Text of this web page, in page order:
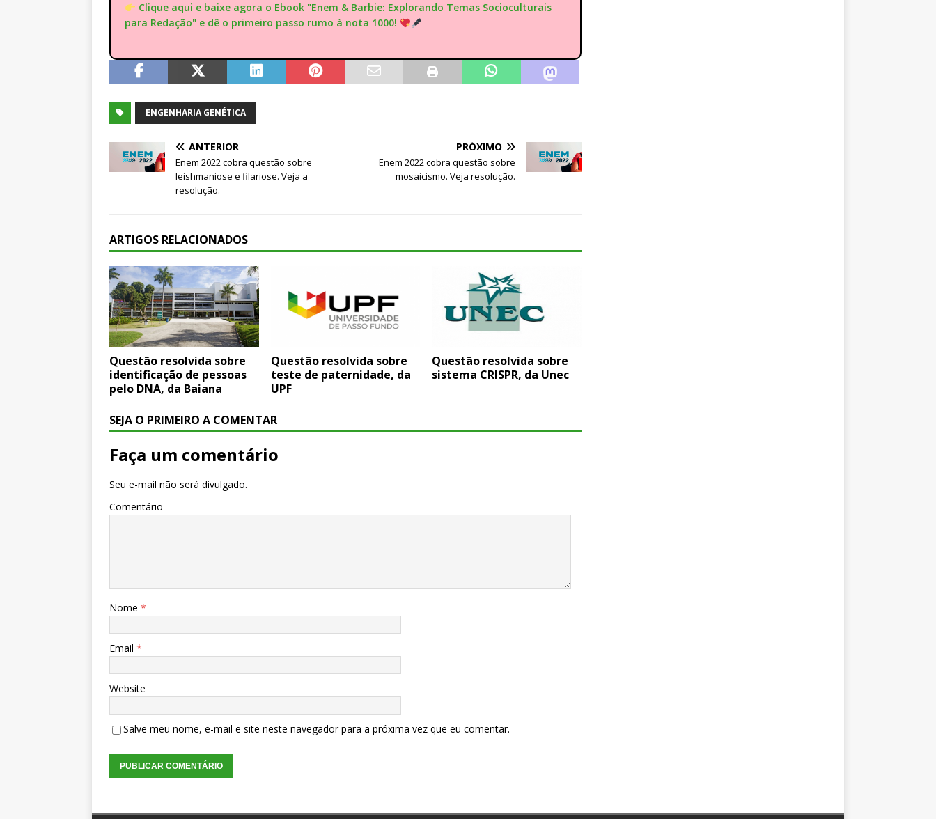
Clique aqui e baixe agora o Ebook "Enem & Barbie: Explorando Temas Socioculturais
para Redação" e dê o primeiro passo rumo à nota 1000!
ENGENHARIA GENÉTICA
ANTERIOR
Enem 2022 cobra questão sobre
leishmaniose e filariose. Veja a
resolução.
PRÓXIMO
Enem 2022 cobra questão sobre
mosaicismo. Veja resolução.
ARTIGOS RELACIONADOS
Questão resolvida sobre
identificação de pessoas
pelo DNA, da Baiana
Questão resolvida sobre
teste de paternidade, da
UPF
Questão resolvida sobre
sistema CRISPR, da Unec
SEJA O PRIMEIRO A COMENTAR
Faça um comentário
Seu e-mail não será divulgado.
Comentário
Nome *
Email *
Website
Salve meu nome, e-mail e site neste navegador para a próxima vez que eu comentar.